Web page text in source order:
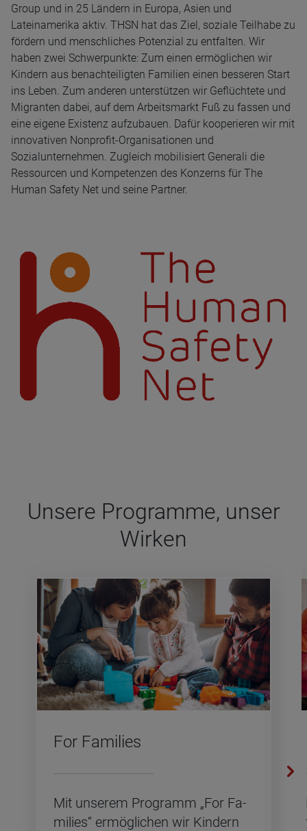
Group und in 25 Ländern in Europa, Asien und
Lateinamerika aktiv. THSN hat das Ziel, soziale Teilhabe zu
fördern und menschliches Potenzial zu entfalten. Wir
haben zwei Schwerpunkte: Zum einen ermöglichen wir
Kindern aus benachteiligten Familien einen besseren Start
ins Leben. Zum anderen unterstützen wir Geflüchtete und
Migranten dabei, auf dem Arbeitsmarkt Fuß zu fassen und
eine eigene Existenz aufzubauen. Dafür kooperieren wir mit
innovativen Nonprofit-Organisationen und
Sozialunternehmen. Zugleich mobilisiert Generali die
Ressourcen und Kompetenzen des Konzerns für The
Human Safety Net und seine Partner.
Unsere Pro­gramme, unser
Wir­ken
For Fa­mi­lies
Mit un­se­rem Pro­gramm „For Fa­
mi­lies“ er­mög­li­chen wir Kin­dern